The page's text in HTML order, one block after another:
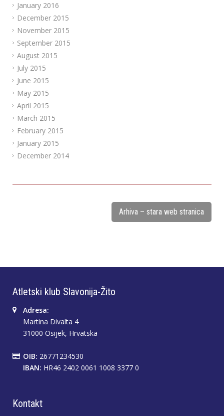
January 2016
December 2015
November 2015
September 2015
August 2015
July 2015
June 2015
May 2015
April 2015
March 2015
February 2015
January 2015
December 2014
Arhiva – stara web stranica
Atletski klub Slavonija-Žito
Adresa:
Martina Divalta 4
31000 Osijek, Hrvatska
OIB: 26771234530
IBAN: HR46 2402 0061 1008 3377 0
Kontakt